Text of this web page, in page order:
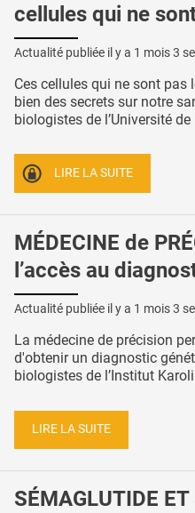
cellules qui ne
Actualité publiée il y a 1 mois 3
Ces cellules qui ne sont pas
bien des secrets sur notre
biologistes de l’Université
LIRE LA SUITE
MÉDECINE de
l’accès au
Actualité publiée il y a 1 mois 3
La médecine de précision
d'obtenir un diagnostic
biologistes de l’Institut
LIRE LA SUITE
SÉMAGLUTIDE